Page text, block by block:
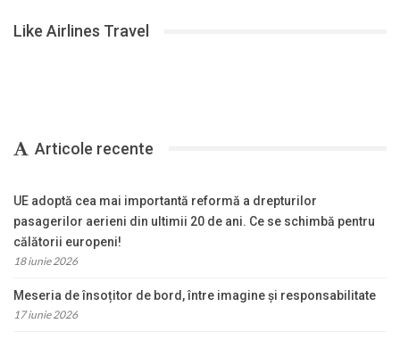
Like Airlines Travel
Articole recente
UE adoptă cea mai importantă reformă a drepturilor
pasagerilor aerieni din ultimii 20 de ani. Ce se schimbă pentru
călătorii europeni!
18 iunie 2026
Meseria de însoțitor de bord, între imagine și responsabilitate
17 iunie 2026